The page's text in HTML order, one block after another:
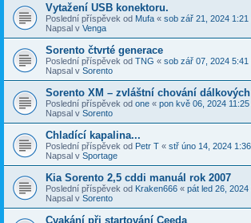
Vytažení USB konektoru.
Poslední příspěvek od Mufa « sob zář 21, 2024 1:21
Napsal v Venga
Sorento čtvrté generace
Poslední příspěvek od TNG « sob zář 07, 2024 5:41
Napsal v Sorento
Sorento XM – zvláštní chování
Poslední příspěvek od one « pon kvě 06, 2024 11:25
Napsal v Sorento
Chladící kapalina...
Poslední příspěvek od Petr T « stř úno 14, 2024
Napsal v Sportage
Kia Sorento 2,5 cddi manuál rok 2007
Poslední příspěvek od Kraken666 « pát led 26, 2024
Napsal v Sorento
Cvakání při startování Ceeda